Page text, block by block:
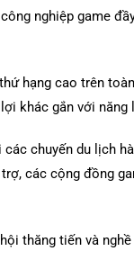
nghiệp game
hạng cao trên
khác gắn với
chuyến du lịch
các cộng đồng
thăng tiến và nghề